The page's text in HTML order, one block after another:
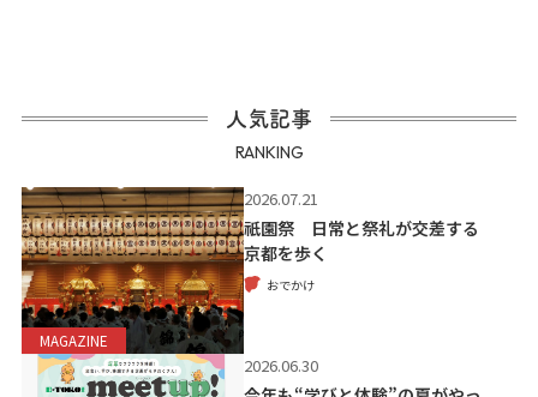
人気記事
RANKING
MAGAZINE
2026.07.21
祇園祭 日常と祭礼が交差する
京都を歩く
おでかけ
2026.06.30